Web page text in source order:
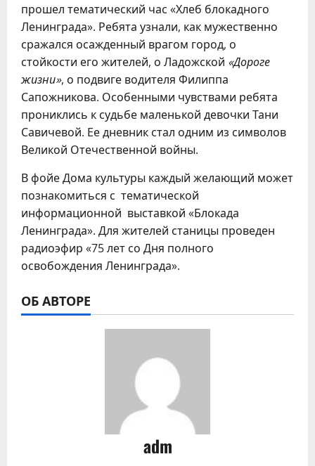
прошел тематический час «Хлеб блокадного
Ленинграда». Ребята узнали, как мужественно
сражался осажденный врагом город, о
стойкости его жителей, о Ладожской «Дороге
жизни», о подвиге водителя Филиппа
Сапожникова. Особенными чувствами ребята
прониклись к судьбе маленькой девочки Тани
Савичевой. Ее дневник стал одним из символов
Великой Отечественной войны.
В фойе Дома культуры каждый желающий может
познакомиться с тематической
информационной выставкой «Блокада
Ленинграда». Для жителей станицы проведен
радиоэфир «75 лет со Дня полного
освобождения Ленинграда».
ОБ АВТОРЕ
adm